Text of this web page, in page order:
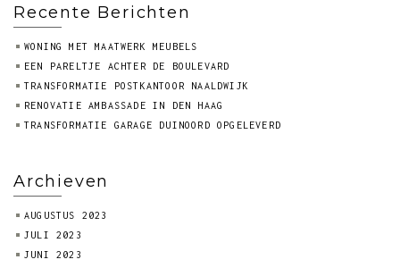
Recente Berichten
WONING MET MAATWERK MEUBELS
EEN PARELTJE ACHTER DE BOULEVARD
TRANSFORMATIE POSTKANTOOR NAALDWIJK
RENOVATIE AMBASSADE IN DEN HAAG
TRANSFORMATIE GARAGE DUINOORD OPGELEVERD
Archieven
AUGUSTUS 2023
JULI 2023
JUNI 2023